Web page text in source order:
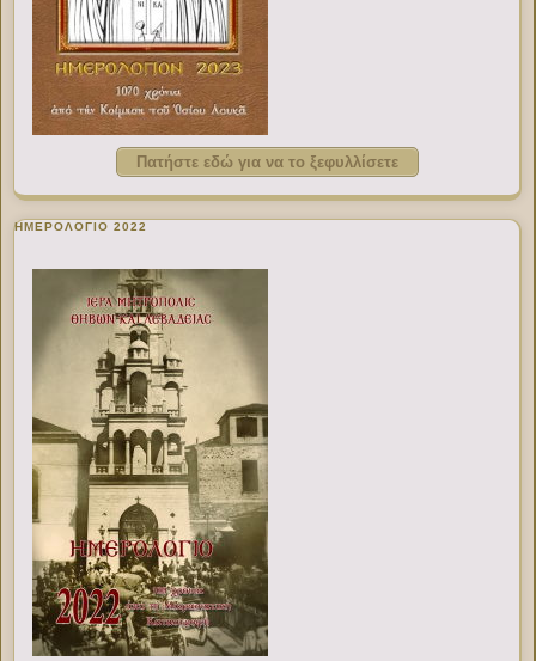
Πατήστε εδώ για να το ξεφυλλίσετε
ΗΜΕΡΟΛΟΓΙΟ 2022